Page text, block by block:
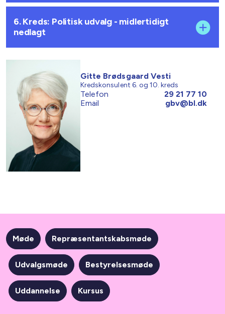
6. Kreds: Politisk udvalg - midlertidigt
nedlagt
Gitte Brødsgaard Vesti
Kredskonsulent 6. og 10. kreds
Telefon
29 21 77 10
Email
gbv@bl.dk
Møde Repræsentantskabsmøde
Udvalgsmøde Bestyrelsesmøde
Uddannelse Kursus